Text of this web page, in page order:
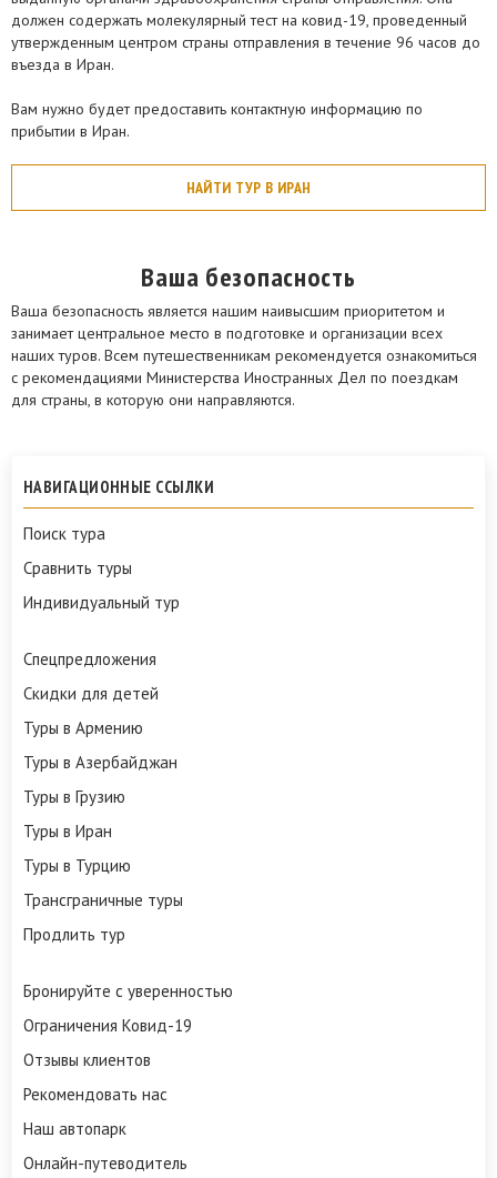
должен содержать молекулярный тест на ковид-19, проведенный
утвержденным центром страны отправления в течение 96 часов до
въезда в Иран.
Вам нужно будет предоставить контактную информацию по
прибытии в Иран.
НАЙТИ ТУР В ИРАН
Ваша безопасность
Ваша безопасность является нашим наивысшим приоритетом и
занимает центральное место в подготовке и организации всех
наших туров. Всем путешественникам рекомендуется ознакомиться
с рекомендациями Министерства Иностранных Дел по поездкам
для страны, в которую они направляются.
НАВИГАЦИОННЫЕ ССЫЛКИ
Поиск тура
Сравнить туры
Индивидуальный тур
Спецпредложения
Скидки для детей
Туры в Армению
Туры в Азербайджан
Туры в Грузию
Туры в Иран
Туры в Турцию
Трансграничные туры
Продлить тур
Бронируйте с уверенностью
Ограничения Ковид-19
Отзывы клиентов
Рекомендовать нас
Наш автопарк
Онлайн-путеводитель